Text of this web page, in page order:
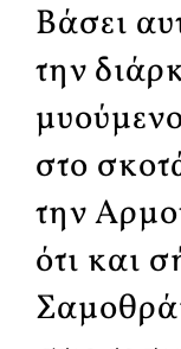
Βάσει
την
στο
την
ότι και